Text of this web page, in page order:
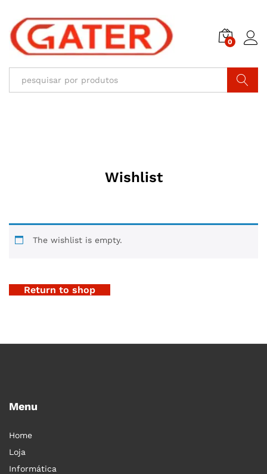
0
Wishlist
The wishlist is empty.
Return to shop
Menu
Home
Loja
Informática